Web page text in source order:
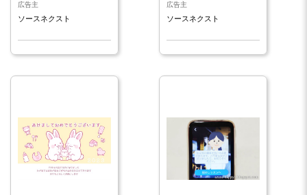
広告主
ソースネクスト
広告主
ソースネクスト